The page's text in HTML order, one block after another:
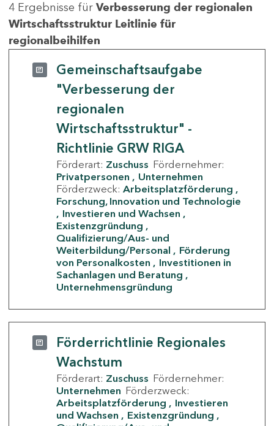
4 Ergebnisse für Verbesserung der regionalen
Wirtschaftsstruktur Leitlinie für
regionalbeihilfen
Gemeinschaftsaufgabe
"Verbesserung der
regionalen
Wirtschaftsstruktur" -
Richtlinie GRW RIGA
Förderart: Zuschuss Fördernehmer:
Privatpersonen
Unternehmen
Förderzweck: Arbeitsplatzförderung
Forschung, Innovation und Technologie
Investieren und Wachsen
Existenzgründung
Qualifizierung/Aus- und
Weiterbildung/Personal
Förderung
von Personalkosten
Investitionen in
Sachanlagen und Beratung
Unternehmensgründung
Förderrichtlinie Regionales
Wachstum
Förderart: Zuschuss Fördernehmer:
Unternehmen Förderzweck:
Arbeitsplatzförderung
Investieren
und Wachsen
Existenzgründung